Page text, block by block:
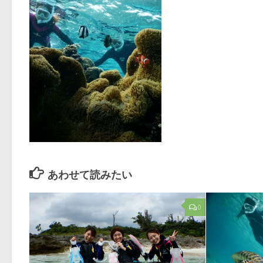
あわせて読みたい
0